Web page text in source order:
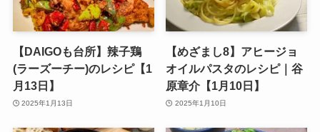
【DAIGOも台所】辣子鶏
(ラーズーチー)のレシピ【1
月13日】
2025年1月13日
【めざまし8】アヒージョ
オイルパスタのレシピ｜谷
原章介【1月10日】
2025年1月10日